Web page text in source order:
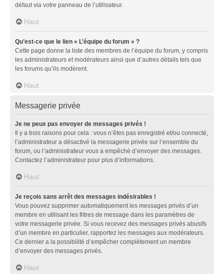
défaut via votre panneau de l’utilisateur.
Haut
Qu’est-ce que le lien « L’équipe du forum » ?
Cette page donne la liste des membres de l’équipe du forum, y compris
les administrateurs et modérateurs ainsi que d’autres détails tels que
les forums qu’ils modèrent.
Haut
Messagerie privée
Je ne peux pas envoyer de messages privés !
Il y a trois raisons pour cela : vous n’êtes pas enregistré et/ou connecté,
l’administrateur a désactivé la messagerie privée sur l’ensemble du
forum, ou l’administrateur vous a empêché d’envoyer des messages.
Contactez l’administrateur pour plus d’informations.
Haut
Je reçois sans arrêt des messages indésirables !
Vous pouvez supprimer automatiquement les messages privés d’un
membre en utilisant les filtres de message dans les paramètres de
votre messagerie privée. Si vous recevez des messages privés abusifs
d’un membre en particulier, rapportez les messages aux modérateurs.
Ce dernier a la possibilité d’empêcher complètement un membre
d’envoyer des messages privés.
Haut